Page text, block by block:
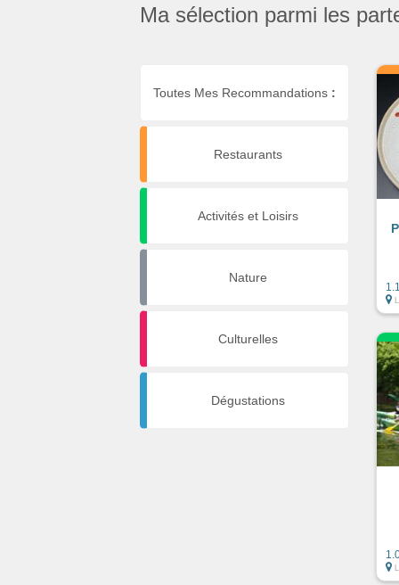
Ma sélection parmi les
Toutes Mes Recommandations :
Restaurants
Activités et Loisirs
Nature
Culturelles
Dégustations